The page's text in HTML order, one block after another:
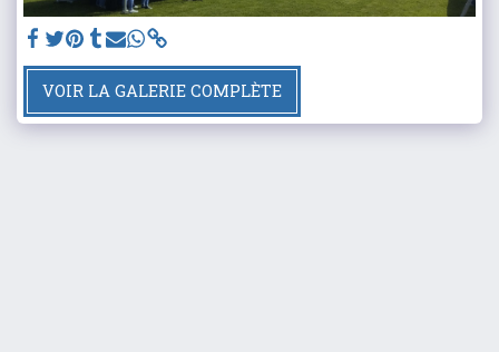
VOIR LA GALERIE COMPLÈTE